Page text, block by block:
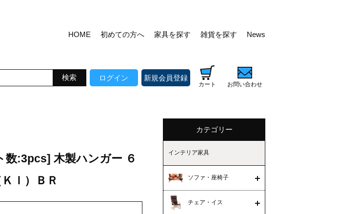
HOME 初めての方へ 家具を探す 雑貨を探す News
ログイン 新規会員登録
カート お問い合わせ
数:3pcs] 木製ハンガー ６
Ｉ）ＢＲ
カテゴリー
インテリア家具
ソファ・座椅子
チェア・イス